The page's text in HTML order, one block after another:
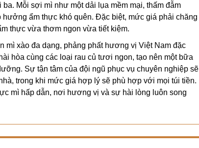
Mỗi sợi mì như một dải lụa mềm mại, thấm đẫm
hưởng ẩm thực khó quên. Đặc biệt, mức giá phải chăng
thực vừa thơm ngon vừa tiết kiệm.
mì xào đa dạng, phảng phất hương vị Việt Nam đặc
hòa cùng các loại rau củ tươi ngon, tạo nên một bữa
Sự tận tâm của đội ngũ phục vụ chuyên nghiệp sẽ
trong khi mức giá hợp lý sẽ phù hợp với mọi túi tiền.
mì hấp dẫn, nơi hương vị và sự hài lòng luôn song